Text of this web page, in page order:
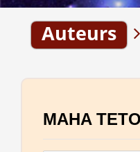
Auteurs
MAHA